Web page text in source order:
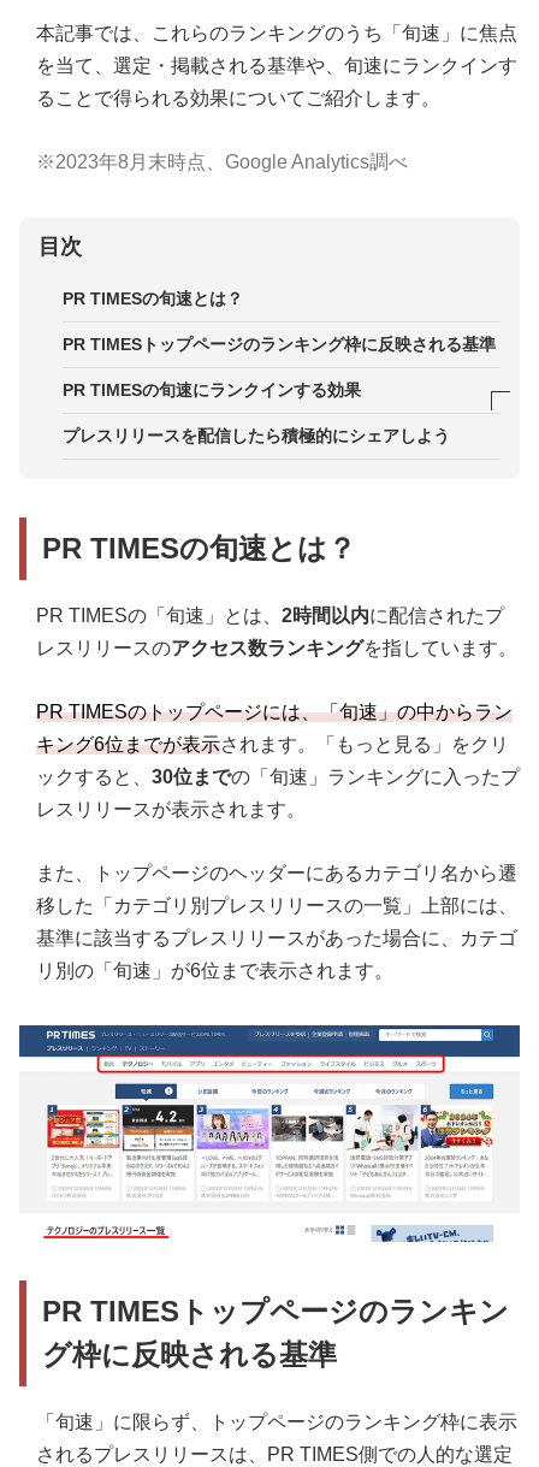
本記事では、これらのランキングのうち「旬速」に焦点
を当て、選定・掲載される基準や、旬速にランクインす
ることで得られる効果についてご紹介します。
※2023年8月末時点、Google Analytics調べ
目次
PR TIMESの旬速とは？
PR TIMESトップページのランキング枠に反映される基準
PR TIMESの旬速にランクインする効果
効果1．PR TIMESのトップ最上部に掲載される
プレスリリースを配信したら積極的にシェアしよう
PR TIMESの旬速とは？
PR TIMESの「旬速」とは、 2時間以内に配信されたプ
レスリリースのアクセス数ランキングを指しています。
PR TIMESのトップページには、「旬速」の中からラン
キング6位までが表示されます。「もっと見る」をクリ
ックすると、 30位までの「旬速」ランキングに入ったプ
レスリリースが表示されます。
また、トップページのヘッダーにあるカテゴリ名から遷
移した「カテゴリ別プレスリリースの一覧」上部には、
基準に該当するプレスリリースがあった場合に、カテゴ
リ別の「旬速」が6位まで表示されます。
PR TIMESトップページのランキン
グ枠に反映される基準
「旬速」に限らず、トップページのランキング枠に表示
されるプレスリリースは、PR TIMES側での人的な選定